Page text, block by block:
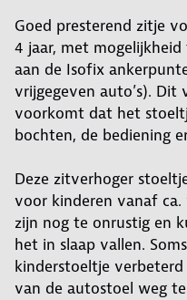
Goed presterend zitje
4 jaar, met
aan de Isofix
vrijgegeven auto’s).
voorkomt dat het
bochten, de bediening
Deze zitverhoger
voor kinderen vanaf ca.
zijn nog te onrustig en
het in slaap vallen.
kinderstoeltje
van de autostoel weg